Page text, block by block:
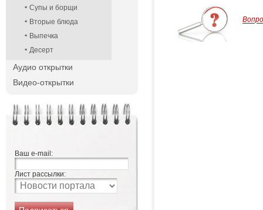
Супы и борщи
Вторые блюда
Выпечка
Десерт
Аудио открытки
Видео-открытки
Ваш e-mail:
Лист рассылки: